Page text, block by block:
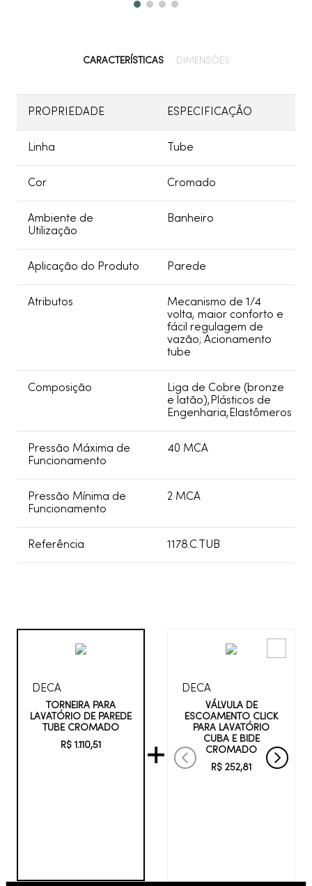
CARACTERÍSTICAS DIMENSÕES
PROPRIEDADE ESPECIFICAÇÃO
Linha Tube
Cor Cromado
Ambiente de
Utilização
Banheiro
Aplicação do Produto Parede
Atributos
Mecanismo de 1/4
volta, maior conforto e
fácil regulagem de
vazão; Acionamento
tube
Composição
Liga de Cobre (bronze
e latão),Plásticos de
Engenharia,Elastômeros
Pressão Máxima de
Funcionamento
40 MCA
Pressão Mínima de
Funcionamento
2 MCA
Referência 1178.C.TUB
DECA
TORNEIRA PARA
LAVATÓRIO DE PAREDE
TUBE CROMADO
R$ 1 .110,51
DECA
VÁLVULA DE
ESCOAMENTO CLICK
PARA LAVATÓRIO
CUBA E BIDE
CROMADO
R$ 252,81